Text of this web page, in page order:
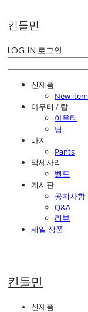
킨들민
LOG IN 로그인
신제품
New item
아우터 / 탑
아우터
탑
바지
Pants
악세사리
벨트
게시판
공지사항
Q&A
리뷰
세일 상품
킨들민
신제품